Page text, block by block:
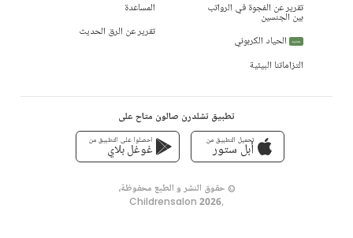
تقرير عن الفجوة في الرواتب
بين الجنسين
جديد
الحياد الكربوني
التزاماتنا البيئية
المساعدة
تقرير عن الرق الحديث
تطبيق تشلدرن صالون متاح على
تحميل التطبيق من
أبل ستور
احصلوا على التطبيق من
غوغل بلاي
© حقوق النشر و الطبع محفوظة،
,
Childrensalon 2026